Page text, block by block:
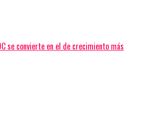
se convierte en el de crecimiento más